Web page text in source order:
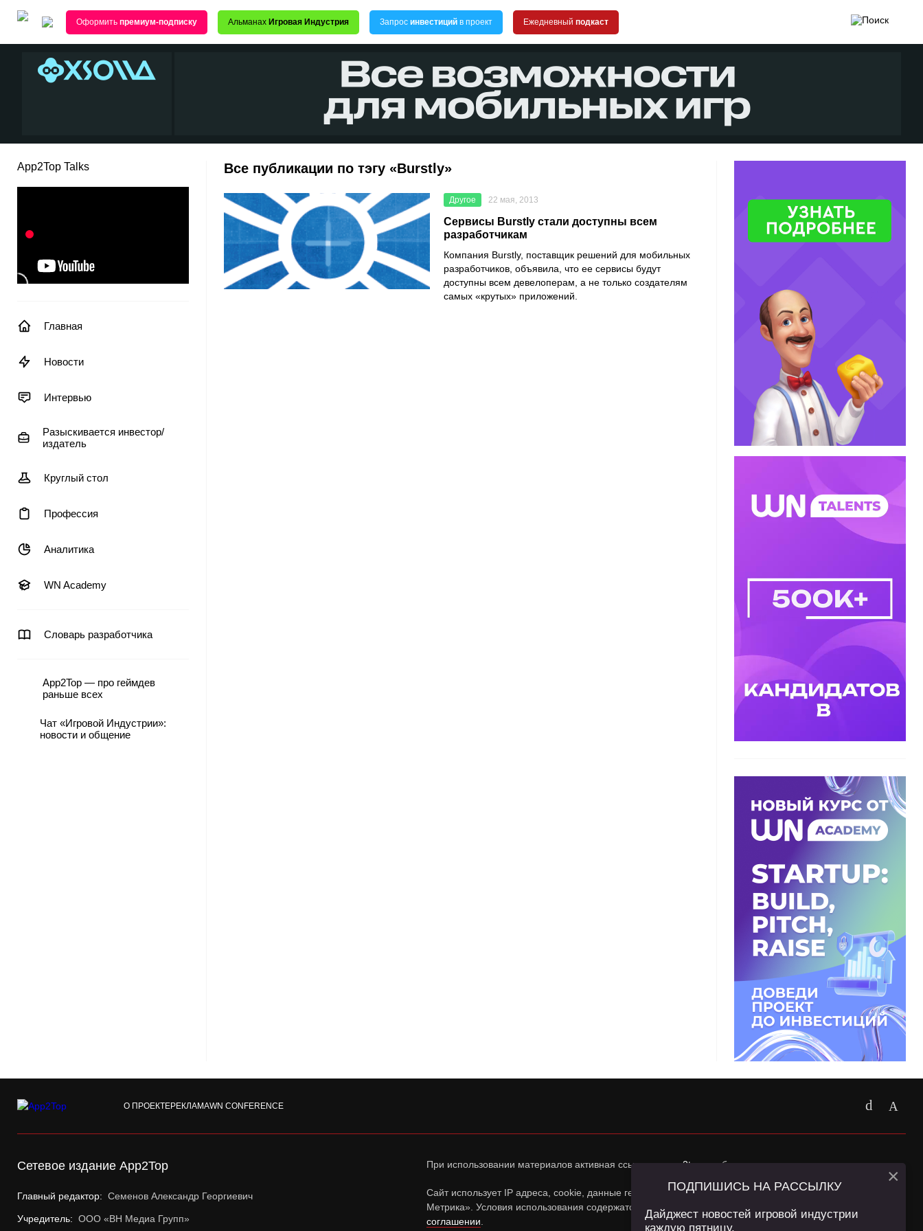
Оформить премиум-подписку Альманах Игровая Индустрия Запрос инвестиций в проект Ежедневный подкаст
App2Top Talks
Главная
Новости
Интервью
Разыскивается инвестор/
издатель
Круглый стол
Профессия
Аналитика
WN Academy
Словарь разработчика
App2Top — про геймдев
раньше всех
Чат «Игровой Индустрии»:
новости и общение
Все публикации по тэгу «Burstly»
Другое 22 мая, 2013
Сервисы Burstly стали доступны всем
разработчикам
Компания Burstly, поставщик решений для мобильных
разработчиков, объявила, что ее сервисы будут
доступны всем девелоперам, а не только создателям
самых «крутых» приложений.
О ПРОЕКТЕРЕКЛАМАWN CONFERENCE
Сетевое издание App2Top
Главный редактор: Семенов Александр Георгиевич
Учредитель: ООО «ВН Медиа Групп»
При использовании материалов активная ссылка наapp2top.ruобязательна.
Сайт использует IP адреса, cookie, данные геолокации Пользователей сайта и сервис «Яндекс
Метрика». Условия использования содержатся в
Политике конфиденциальностии
соглашении
ПОДПИШИСЬ НА РАССЫЛКУ
Дайджест новостей игровой индустрии
каждую пятницу.
×